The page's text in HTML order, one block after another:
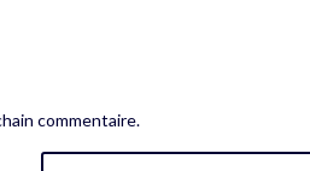
commentaire.